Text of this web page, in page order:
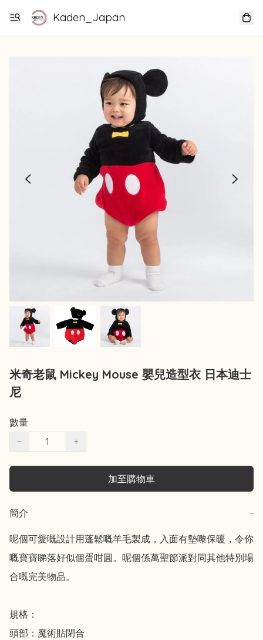
Kaden_Japan
米奇老鼠 Mickey Mouse 嬰兒造型衣 日本迪士
尼
數量
−
+
加至購物車
簡介 −
呢個可愛嘅設計用蓬鬆嘅羊毛製成，入面有墊嚟保暖，令你
嘅寶寶睇落好似個蛋咁圓。呢個係萬聖節派對同其他特別場
合嘅完美物品。
規格：
頭部：魔術貼閉合